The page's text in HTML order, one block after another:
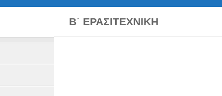
Β΄ ΕΡΑΣΙΤΕΧΝΙΚΉ